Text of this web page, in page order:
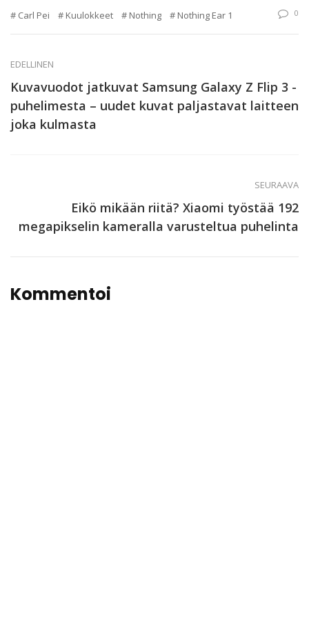
Carl Pei Kuulokkeet Nothing Nothing Ear 1 0
EDELLINEN
Kuvavuodot jatkuvat Samsung Galaxy Z Flip 3 -
puhelimesta – uudet kuvat paljastavat laitteen
joka kulmasta
SEURAAVA
Eikö mikään riitä? Xiaomi työstää 192
megapikselin kameralla varusteltua puhelinta
Kommentoi